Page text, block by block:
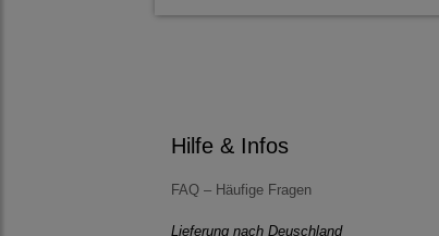
Hilfe & Infos
FAQ – Häufige Fragen
Lieferung nach Deuschland